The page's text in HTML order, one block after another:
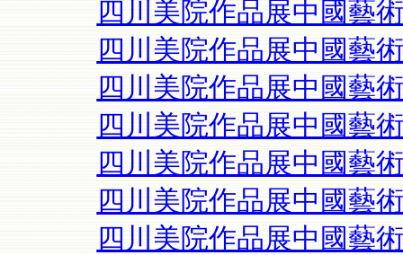
四川美院作品展中國藝
四川美院作品展中國藝
四川美院作品展中國藝
四川美院作品展中國藝
四川美院作品展中國藝
四川美院作品展中國藝
四川美院作品展中國藝